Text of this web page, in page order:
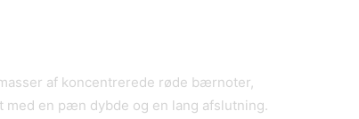
af koncentrerede røde bærnoter,
med en pæn dybde og en lang afslutning.